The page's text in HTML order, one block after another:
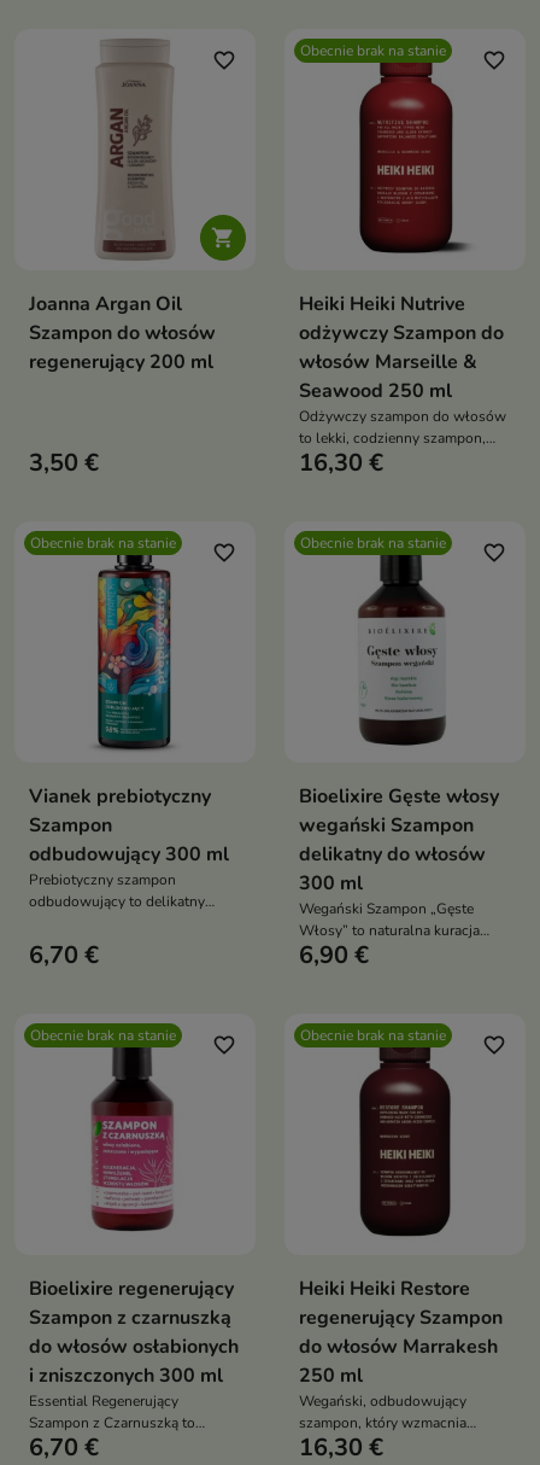

favorite_border
Joanna Argan Oil
Szampon do włosów
regenerujący 200 ml
3,50 €
Obecnie brak na stanie favorite_border
Heiki Heiki Nutrive
odżywczy Szampon do
włosów Marseille &
Seawood 250 ml
Odżywczy szampon do włosów
to lekki, codzienny szampon,
który wzmacnia włosy, nawilża i
16,30 €
Obecnie brak na stanie favorite_border
Vianek prebiotyczny
Szampon
odbudowujący 300 ml
Prebiotyczny szampon
odbudowujący to delikatny
przeznaczony do pielęgnacji
suchych, łamliwych i
skórę głowy, wspiera mikrobiom
oraz pomaga przywrócić
włosom siłę, miękkość i
sprężystość
6,70 €
Obecnie brak na stanie favorite_border
Bioelixire Gęste włosy
wegański Szampon
delikatny do włosów
300 ml
Wegański Szampon „Gęste
Włosy” to naturalna kuracja
oczyszczająca i wzmacniająca.
naruszając bariery
hydrolipidowej
6,90 €
Obecnie brak na stanie favorite_border
Bioelixire regenerujący
Szampon z czarnuszką
do włosów osłabionych
i zniszczonych 300 ml
Essential Regenerujący
Szampon z Czarnuszką to
wzmacniający szampon do
6,70 €
Obecnie brak na stanie favorite_border
Heiki Heiki Restore
regenerujący Szampon
do włosów Marrakesh
250 ml
Wegański, odbudowujący
szampon, który wzmacnia
włosy, regeneruje ich strukturę i
16,30 €